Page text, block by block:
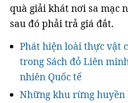
quà giải khát nơi sa mạc
sau đó phải trả giá đắt.
Phát hiện loài thực vật
trong Sách đỏ Liên
nhiên Quốc tế
Những khu rừng